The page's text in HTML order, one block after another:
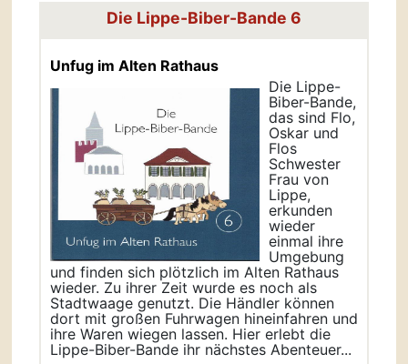
Die Lippe-Biber-Bande 6
Unfug im Alten Rathaus
Die Lippe-
Biber-Bande,
das sind Flo,
Oskar und
Flos
Schwester
Frau von
Lippe,
erkunden
wieder
einmal ihre
Umgebung
und finden sich plötzlich im Alten Rathaus
wieder. Zu ihrer Zeit wurde es noch als
Stadtwaage genutzt. Die Händler können
dort mit großen Fuhrwagen hineinfahren und
ihre Waren wiegen lassen. Hier erlebt die
Lippe-Biber-Bande ihr nächstes Abenteuer...